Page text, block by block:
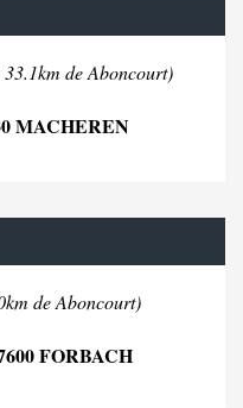
33.1km de Aboncourt)
MACHEREN
de Aboncourt)
FORBACH